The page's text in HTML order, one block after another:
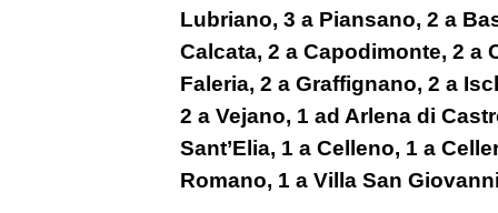
Lubriano, 3 a Piansano, 2 a
Calcata, 2 a Capodimonte, 2 a
Faleria, 2 a Graffignano, 2 a
2 a Vejano, 1 ad Arlena di
Sant’Elia, 1 a Celleno, 1 a
Romano, 1 a Villa San